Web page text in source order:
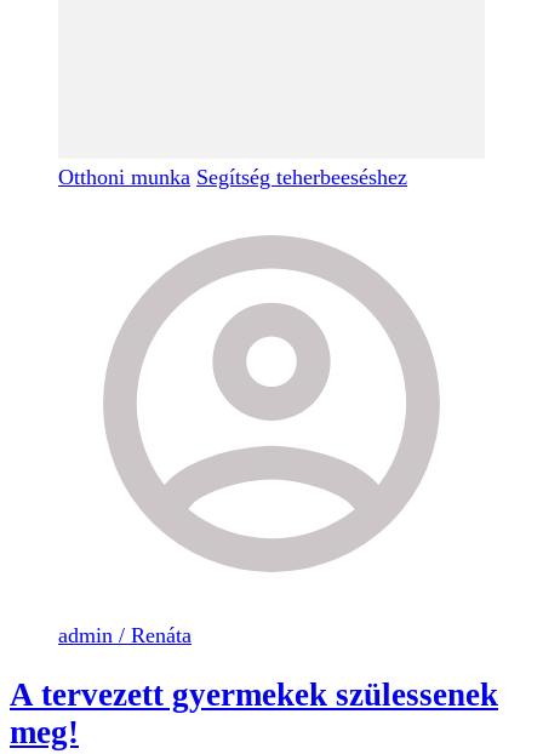
Otthoni munka Segítség teherbeeséshez
admin / Renáta
A tervezett gyermekek szülessenek
meg!